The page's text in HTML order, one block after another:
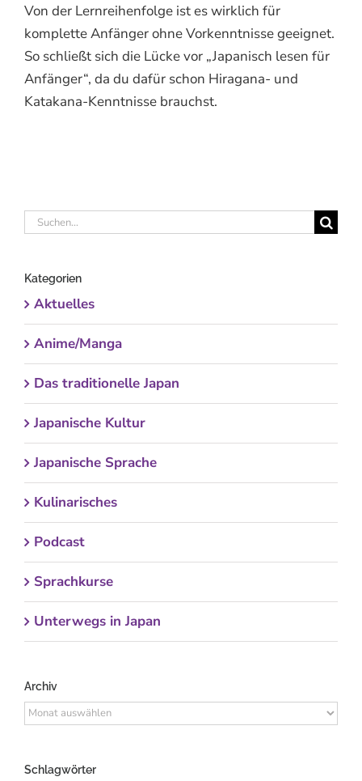
Von der Lernreihenfolge ist es wirklich für
komplette Anfänger ohne Vorkenntnisse geeignet.
So schließt sich die Lücke vor „Japanisch lesen für
Anfänger“, da du dafür schon Hiragana- und
Katakana-Kenntnisse brauchst.
Suche
Kategorien
Aktuelles
Anime/Manga
Das traditionelle Japan
Japanische Kultur
Japanische Sprache
Kulinarisches
Podcast
Sprachkurse
Unterwegs in Japan
Archiv
Archiv
Schlagwörter